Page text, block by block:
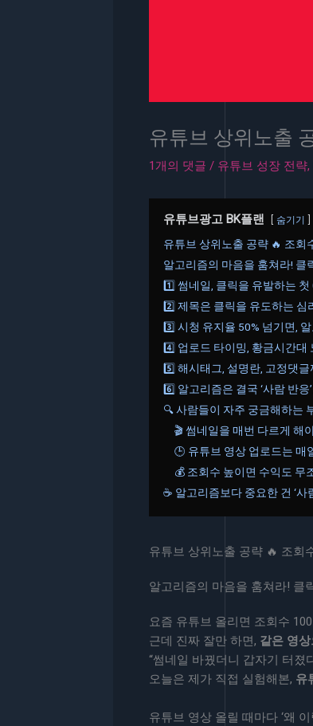
유튜브 상위노출
1개의 댓글 / 유튜브 성장 전략,
유튜브광고 BK플랜 숨기기
유튜브 상위노출 공략 🔥 조회
알고리즘의 마음을 훔쳐라! 클
1️⃣ 썸네일, 클릭을 유발하는 첫
2️⃣ 제목은 클릭을 유도하는 심
3️⃣ 시청 유지율 50% 넘기면,
4️⃣ 업로드 타이밍, 황금시간대
5️⃣ 해시태그, 설명란, 고정댓
6️⃣ 알고리즘은 결국 ‘사람 반응
🔍 사람들이 자주 궁금해하는
🎬 썸네일을 매번 다르게 해
🕒 유튜브 영상 업로드는 매
💰 조회수 높이면 수익도 무
☕ 알고리즘보다 중요한 건 ‘사
유튜브 상위노출 공략 🔥 조회
알고리즘의 마음을 훔쳐라! 클
요즘 유튜브 올리면 조회수
근데 진짜 잘만 하면, 같은 영상
“썸네일 바꿨더니 갑자기 터졌
오늘은 제가 직접 실험해본, 유
유튜브 영상 올릴 때마다 ‘왜